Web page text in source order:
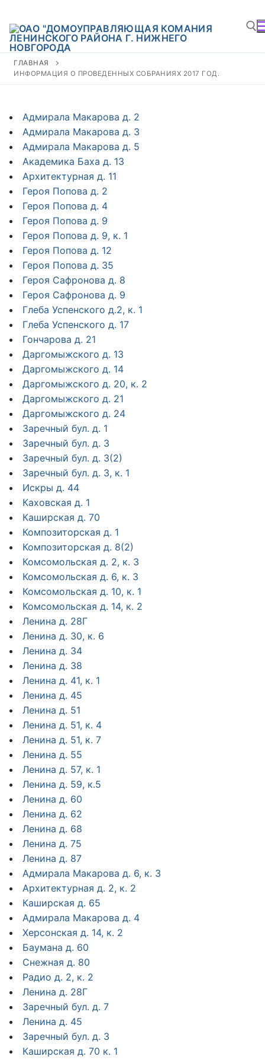
ГЛАВНАЯ
ИНФОРМАЦИЯ О ПРОВЕДЕННЫХ СОБРАНИЯХ 2017 ГОД.
Адмирала Макарова д. 2
Адмирала Макарова д. 3
Адмирала Макарова д. 5
Академика Баха д. 13
Архитектурная д. 11
Героя Попова д. 2
Героя Попова д. 4
Героя Попова д. 9
Героя Попова д. 9, к. 1
Героя Попова д. 12
Героя Попова д. 35
Героя Сафронова д. 8
Героя Сафронова д. 9
Глеба Успенского д.2, к. 1
Глеба Успенского д. 17
Гончарова д. 21
Даргомыжского д. 13
Даргомыжского д. 14
Даргомыжского д. 20, к. 2
Даргомыжского д. 21
Даргомыжского д. 24
Заречный бул. д. 1
Заречный бул. д. 3
Заречный бул. д. 3(2)
Заречный бул. д. 3, к. 1
Искры д. 44
Каховская д. 1
Каширская д. 70
Композиторская д. 1
Композиторская д. 8(2)
Комсомольская д. 2, к. 3
Комсомольская д. 6, к. 3
Комсомольская д. 10, к. 1
Комсомольская д. 14, к. 2
Ленина д. 28Г
Ленина д. 30, к. 6
Ленина д. 34
Ленина д. 38
Ленина д. 41, к. 1
Ленина д. 45
Ленина д. 51
Ленина д. 51, к. 4
Ленина д. 51, к. 7
Ленина д. 55
Ленина д. 57, к. 1
Ленина д. 59, к.5
Ленина д. 60
Ленина д. 62
Ленина д. 68
Ленина д. 75
Ленина д. 87
Адмирала Макарова д. 6, к. 3
Архитектурная д. 2, к. 2
Каширская д. 65
Адмирала Макарова д. 4
Херсонская д. 14, к. 2
Баумана д. 60
Снежная д. 80
Радио д. 2, к. 2
Ленина д. 28Г
Заречный бул. д. 7
Ленина д. 45
Заречный бул. д. 3
Каширская д. 70 к. 1